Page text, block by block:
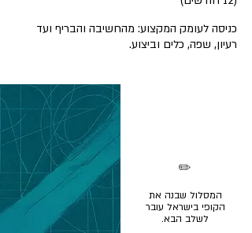
כניסה לעומק המקצוע: מהחשיבה והבריף ועד
רעיון, שפה, כלים וביצוע.
המסלול שבנה את
הקופי בישראל עובר
לשלב הבא.
✏️